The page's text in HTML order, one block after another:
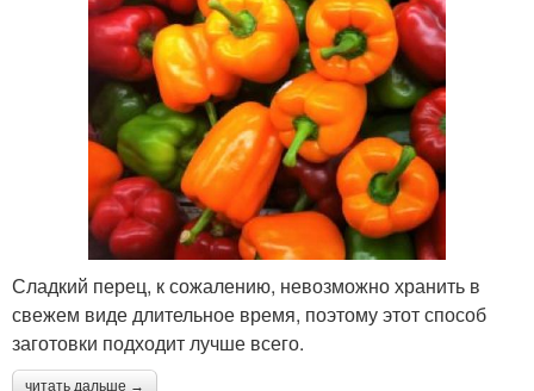
Сладкий перец, к сожалению, невозможно хранить в
свежем виде длительное время, поэтому этот способ
заготовки подходит лучше всего.
читать дальше →